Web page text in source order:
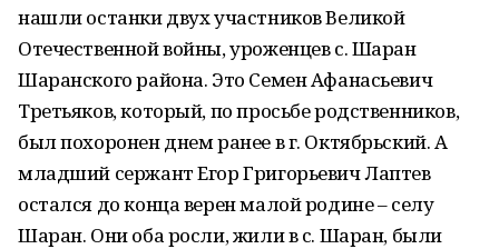
нашли останки двух участников Великой
Отечественной войны, уроженцев с. Шаран
Шаранского района. Это Семен Афанасьевич
Третьяков, который, по просьбе родственников,
был похоронен днем ранее в г. Октябрьский. А
младший сержант Егор Григорьевич Лаптев
остался до конца верен малой родине – селу
Шаран. Они оба росли, жили в с. Шаран, были